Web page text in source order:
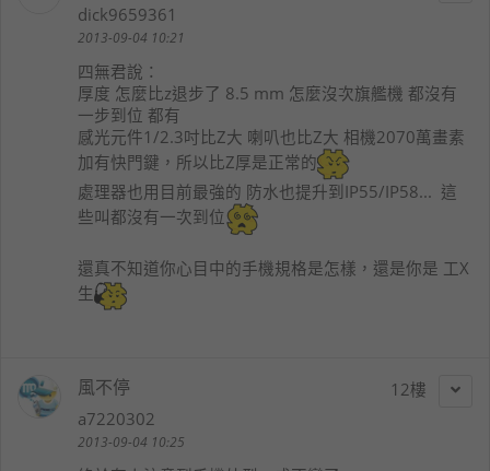
dick9659361
2013-09-04 10:21
四無君說：
厚度 怎麼比z退步了 8.5 mm 怎麼沒次旗艦機 都沒有
一步到位 都有
感光元件1/2.3吋比Z大 喇叭也比Z大 相機2070萬畫素
加有快門鍵，所以比Z厚是正常的
處理器也用目前最強的 防水也提升到IP55/IP58... 這
些叫都沒有一次到位
還真不知道你心目中的手機規格是怎樣，還是你是 工X
生
12
風不停
a7220302
2013-09-04 10:25